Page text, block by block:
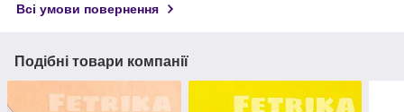
Всі умови повернення
Подібні товари компанії